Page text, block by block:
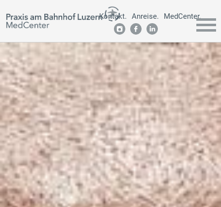
Kontakt. Anreise. MedCenter.